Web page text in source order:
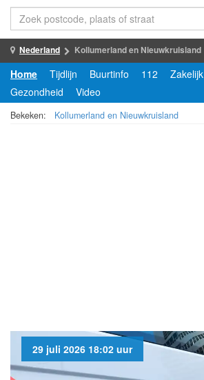
Nederland Kollumerland en Nieuwkruisland
Home Tijdlijn Buurtinfo 112 Zakelijk
Gezondheid
Video
Bekeken: Kollumerland en Nieuwkruisland
29 juli 2026 18:02 uur